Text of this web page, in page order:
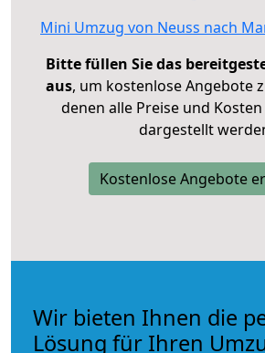
Mini Umzug von Neuss nach
Bitte füllen Sie das
aus, um kostenlose Angebote
denen alle Preise und
dargestellt
Kostenlose Angebote
Wir bieten Ihnen die
Lösung für Ihren